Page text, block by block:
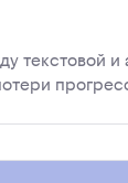
текстовой и